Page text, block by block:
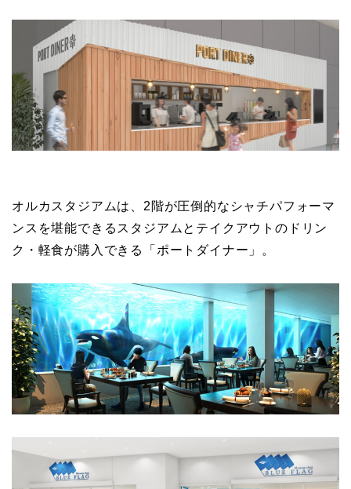
オルカスタジアムは、2階が圧倒的なシャチパフォーマ
ンスを堪能できるスタジアムとテイクアウトのドリン
ク・軽食が購入できる「ポートダイナー」。